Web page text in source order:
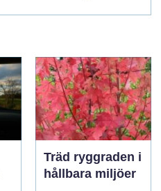
Träd ryggraden i
hållbara miljöer